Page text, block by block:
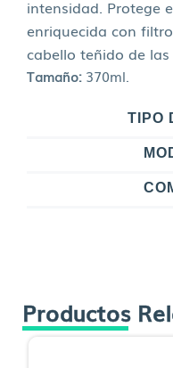
TIPO
intensidad. Protege
enriquecida con
cabello teñido de
Tamaño: 370ml.
Productos